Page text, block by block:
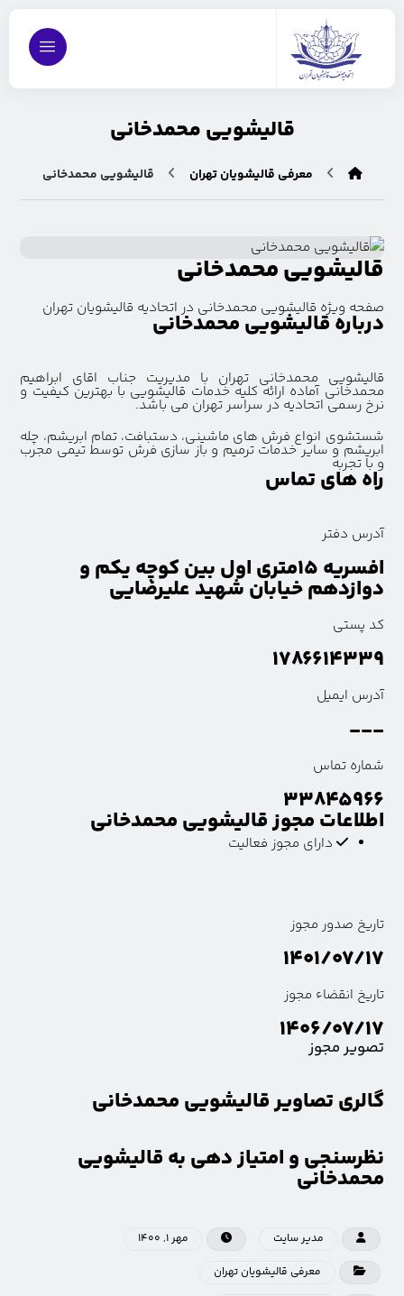
قالیشویی محمدخانی
معرفی قالیشویان تهران قالیشویی محمدخانی
قالیشویی محمدخانی
صفحه ویژه قالیشویی محمدخانی در اتحادیه قالیشویان تهران
درباره قالیشویی محمدخانی
قالیشویی محمدخانی تهران با مدیریت جناب اقای ابراهیم
محمدخانی آماده ارائه کلیه خدمات قالیشویی با بهترین کیفیت و
نرخ رسمی اتحادیه در سراسر تهران می باشد.
شستشوی انواع فرش های ماشینی، دستبافت، تمام ابریشم، چله
ابریشم و سایر خدمات ترمیم و باز سازی فرش توسط تیمی مجرب
و با تجربه
راه های تماس
آدرس دفتر
افسریه ۱۵متری اول بین کوچه یکم و
دوازدهم خیابان شهید علیرضایی
کد پستی
۱۷۸۶۶۱۴۳۳۹
آدرس ایمیل
---
شماره تماس
۳۳۸۴۵۹۶۶
اطلاعات مجوز قالیشویی محمدخانی
دارای مجوز فعالیت
تاریخ صدور مجوز
۱۴۰۱/۰۷/۱۷
تاریخ انقضاء مجوز
۱۴۰۶/۰۷/۱۷
تصویر مجوز
گالری تصاویر قالیشویی محمدخانی
نظرسنجی و امتیاز دهی به قالیشویی
محمدخانی
مدیر سایت
مهر ۱, ۱۴۰۰
معرفی قالیشویان تهران